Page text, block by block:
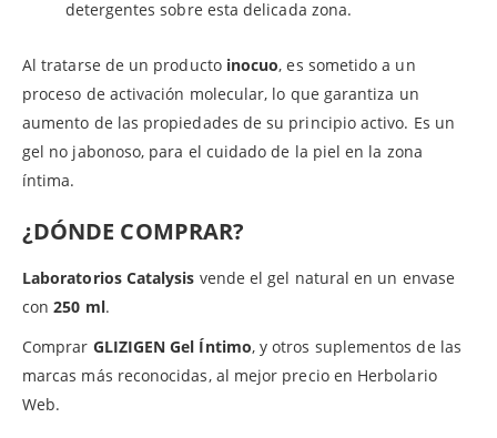
detergentes sobre esta delicada zona.
Al tratarse de un producto inocuo, es sometido a un
proceso de activación molecular, lo que garantiza un
aumento de las propiedades de su principio activo. Es un
gel no jabonoso, para el cuidado de la piel en la zona
íntima.
¿DÓNDE COMPRAR?
Laboratorios Catalysis vende el gel natural en un envase
con250 ml.
Comprar GLIZIGEN Gel Íntimo, y otros suplementos de las
marcas más reconocidas, al mejor precio en Herbolario
Web.